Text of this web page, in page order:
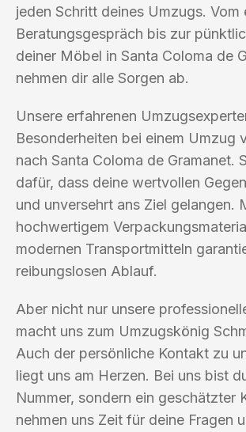
jeden Schritt deines Umzugs. Vom
Beratungsgespräch bis zur
deiner Möbel in Santa Coloma de
nehmen dir alle Sorgen ab.
Unsere erfahrenen
Besonderheiten bei einem Umzug
nach Santa Coloma de Gramanet.
dafür, dass deine wertvollen
und unversehrt ans Ziel gelangen.
hochwertigem
modernen Transportmitteln
reibungslosen Ablauf.
Aber nicht nur unsere
macht uns zum Umzugskönig
Auch der persönliche Kontakt zu
liegt uns am Herzen. Bei uns bist
Nummer, sondern ein geschätzter
nehmen uns Zeit für deine Fragen